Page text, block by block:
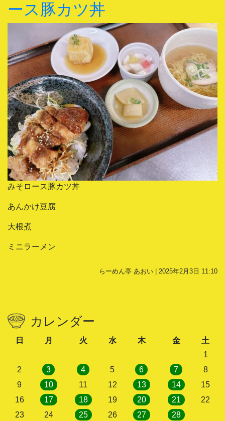
ース豚カツ丼
みそロース豚カツ丼
あんかけ豆腐
大根煮
ミニラーメン
らーめん亭 あおい | 2025年2月3日 11:10
カレンダー
日 月 火 水 木 金
土
1
2
3 4 5 6 7
8
9
10 11 12 13 14
15
16
17 18 19 20 21
22
23
24 25 26 27 28